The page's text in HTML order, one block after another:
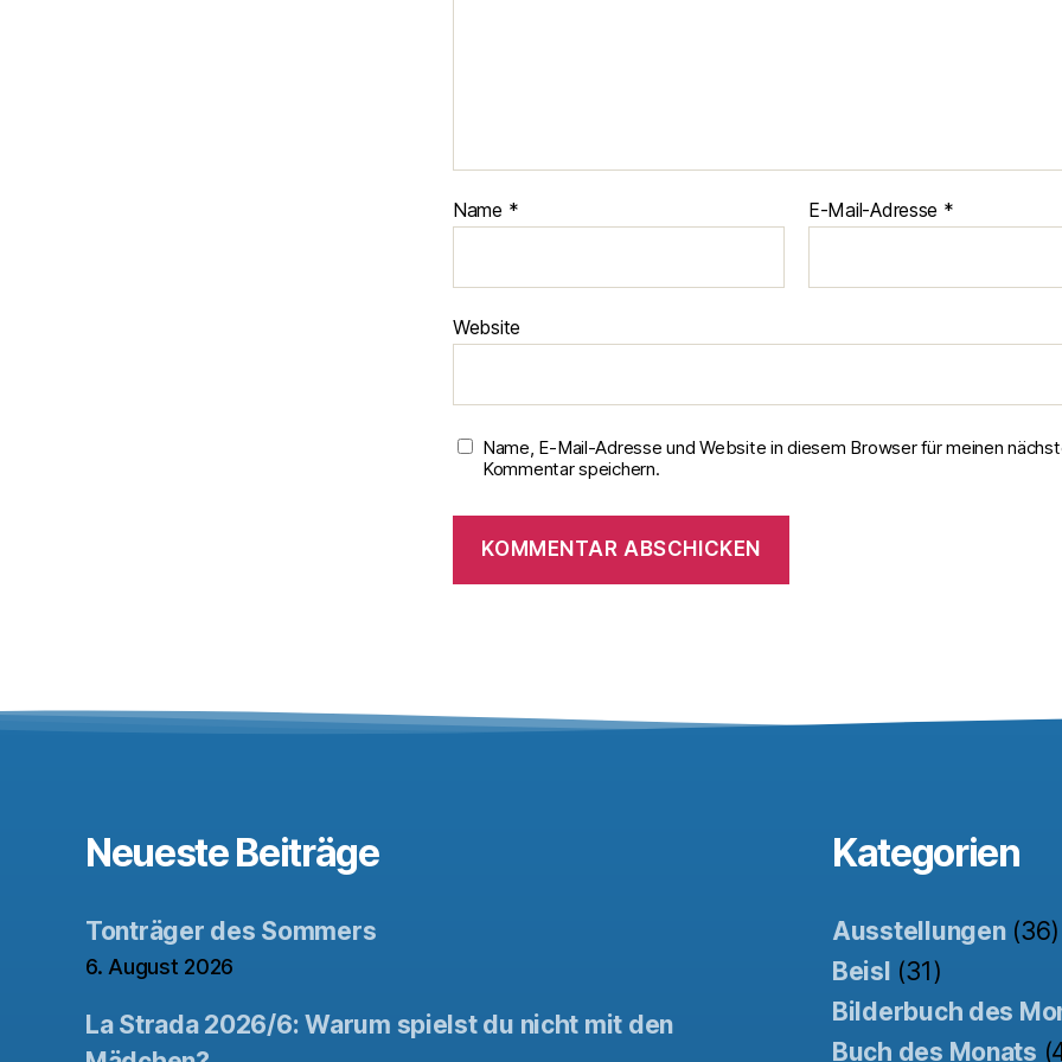
Name * E-Mail-Adresse *
Website
Name, E-Mail-Adresse und Website in diesem Browser für meinen
Kommentar speichern.
Neueste Beiträge
Tonträger des Sommers
6. August 2026
La Strada 2026/6: Warum spielst du nicht mit den
Kategorien
Ausstellungen(36)
Beisl (31)
Bilderbuch des
Buch des Monats